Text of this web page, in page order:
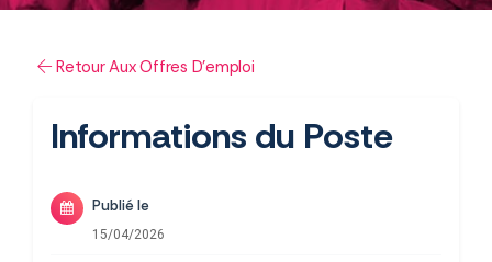
Retour Aux Offres D'emploi
Informations du Poste
Publié le
15/04/2026